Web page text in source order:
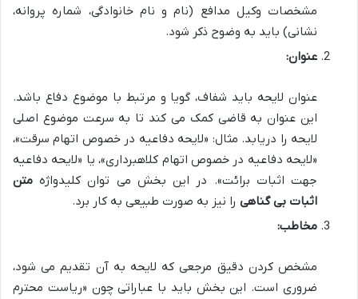
مشخصات وکیل مدافع (نام و نام خانوادگی، شماره پروانه،
نشانی) باید به وضوح ذکر شود.
عنوان:
عنوان لایحه باید شفاف، گویا و مرتبط با موضوع دفاع باشد.
این عنوان به قاضی کمک می کند تا به سرعت موضوع اصلی
لایحه را دریابد. مثال: «لایحه دفاعیه در خصوص اتهام سرقت»،
«لایحه دفاعیه در خصوص اتهام کلاهبرداری»، یا «لایحه دفاعیه
جهت اثبات برائت». در این بخش می توان کلیدواژه متن
اثبات بی گناهی را نیز به صورت طبیعی به کار برد.
مخاطب:
مشخص کردن دقیق مرجعی که لایحه به آن تقدیم می شود،
ضروری است. این بخش باید با عباراتی چون «ریاست محترم